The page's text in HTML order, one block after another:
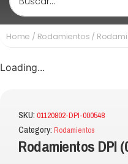
Home / Rodamientos /
Loading...
SKU: 01120802-DPI-000548
Category: Rodamientos
Rodamientos DPI